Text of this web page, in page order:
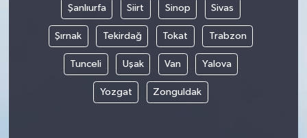
Şanlıurfa Siirt Sinop Sivas
Şırnak Tekirdağ Tokat Trabzon
Tunceli Uşak Van Yalova
Yozgat Zonguldak